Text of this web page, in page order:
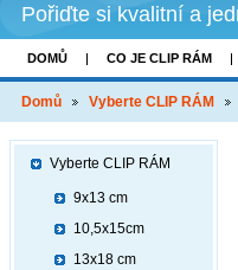
Pořiďte si kvalitní a
DOMŮ CO JE CLIP RÁM
GDPR
Domů Vyberte CLIP RÁM
Vyberte CLIP RÁM
9x13 cm
10,5x15cm
13x18 cm